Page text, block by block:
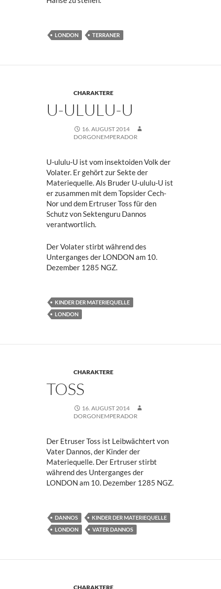
LONDON TERRANER
CHARAKTERE
U-ULULU-U
16. AUGUST 2014
DORGONEMPERADOR
U-ululu-U ist vom insektoiden Volk der
Volater. Er gehört zur Sekte der
Materiequelle. Als Bruder U-ululu-U ist
er zusammen mit dem Topsider Cech-
Nor und dem Ertruser Toss für den
Schutz von Sektenguru Dannos
verantwortlich.
Der Volater stirbt während des
Unterganges der LONDON am 10.
Dezember 1285 NGZ.
KINDER DER MATERIEQUELLE
LONDON
CHARAKTERE
TOSS
16. AUGUST 2014
DORGONEMPERADOR
Der Etruser Toss ist Leibwächtert von
Vater Dannos, der Kinder der
Materiequelle. Der Ertruser stirbt
während des Unterganges der
LONDON am 10. Dezember 1285 NGZ.
DANNOS
KINDER DER MATERIEQUELLE
LONDON
VATER DANNOS
CHARAKTERE